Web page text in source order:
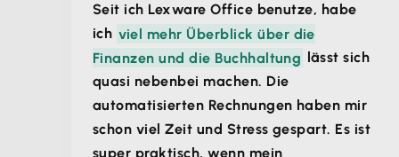
Seit ich Lexware Office benutze, habe
ich viel mehr Überblick über die
Finanzen und die Buchhaltung
lässt sich
quasi nebenbei machen. Die
automatisierten Rechnungen haben mir
schon viel Zeit und Stress gespart. Es ist
super praktisch, wenn mein